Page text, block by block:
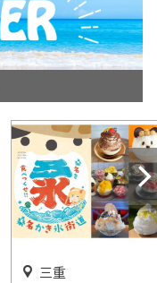
三重